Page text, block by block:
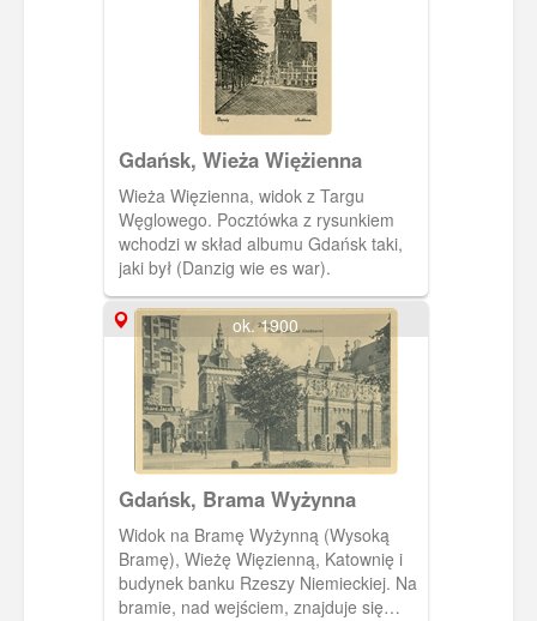
Gdańsk, Wieża Więżienna
Wieża Więzienna, widok z Targu
Węglowego. Pocztówka z rysunkiem
wchodzi w skład albumu Gdańsk taki,
jaki był (Danzig wie es war).
ok. 1900
Gdańsk, Brama Wyżynna
Widok na Bramę Wyżynną (Wysoką
Bramę), Wieżę Więzienną, Katownię i
budynek banku Rzeszy Niemieckiej. Na
bramie, nad wejściem, znajduje się